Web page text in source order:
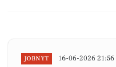
JOBNYT 16-06-2026 21:56